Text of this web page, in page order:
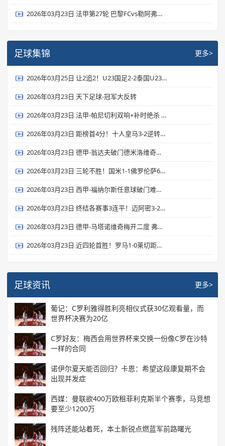
2026年03月23日 法甲第27轮 巴黎FCvs勒阿弗尔 全场录像
足球集锦 更多>
2026年03月25日 让2追2！U23国足2-2泰国U23 向余望李新翔破门 鲍世蒙送礼+助攻
2026年03月23日 天下足球-冠军大反转
2026年03月23日 法甲-帕尼切利双响+补时绝杀 斯特拉斯堡3-2逆转斯特拉斯堡
2026年03月23日 距榜首4分！十人皇马3-2逆转马竞 维尼修斯双响巴尔韦德破门+直红
2026年03月23日 德甲-翁达夫破门德米洛维奇建功 德米洛维奇客场5-2奥格斯堡
2026年03月23日 三轮不胜！国米1-1佛罗伦萨6分领跑 皮奥40秒闪击巴雷拉进球被吹
2026年03月23日 西甲-福纳尔斯任意球破门难救主 贝蒂斯客场1-2毕尔巴鄂
2026年03月23日 终结各赛事3连平！迈阿密3-2纽约城 梅西任意球破门+两度中框
2026年03月23日 德甲-马塔诺维奇梅开二度 弗赖堡2-1逆转圣保利
2026年03月23日 近四轮首胜！罗马1-0莱切距前四3分 19岁瓦斯制胜埃尔莫索献助攻
足球资讯 更多>
葡记：C罗利雅得胜利亮相仪式获30亿观看量，而
世界杯决赛为20亿
C罗好友：梅西会用世界杯来交换一份像C罗在沙特
一样的合同
诺伊尔夏天能否回归？卡恩：希望这段康复期不会
出现并发症
西媒：曼联欲400万欧租菲利克斯半个赛季，马竞想
要至少1200万
残阵还能站着死，本土新锐点燃蓝军前路曙光